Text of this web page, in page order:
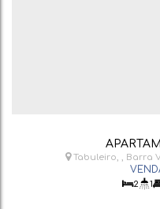
Tabuleiro , Barra
2 1